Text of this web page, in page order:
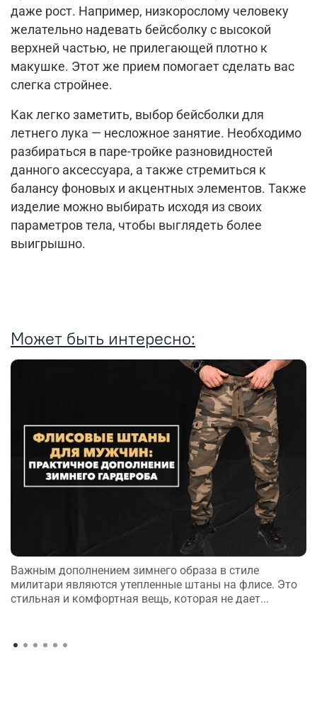
даже рост. Например, низкорослому человеку
желательно надевать бейсболку с высокой
верхней частью, не прилегающей плотно к
макушке. Этот же прием помогает сделать вас
слегка стройнее.
Как легко заметить, выбор бейсболки для
летнего лука — несложное занятие. Необходимо
разбираться в паре-тройке разновидностей
данного аксессуара, а также стремиться к
балансу фоновых и акцентных элементов. Также
изделие можно выбирать исходя из своих
параметров тела, чтобы выглядеть более
выигрышно.
Может быть интересно:
Важным дополнением зимнего образа в стиле
милитари являются утепленные штаны на флисе. Это
стильная и комфортная вещь, которая не дает...